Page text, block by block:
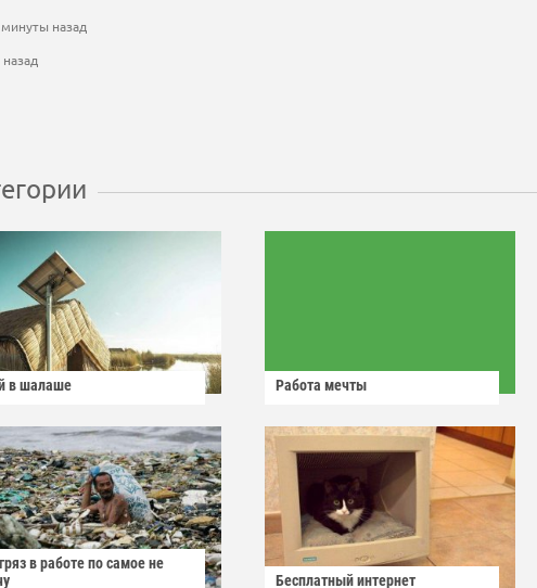
назад
в шалаше Работа мечты
в работе по самое не
Бесплатный интернет